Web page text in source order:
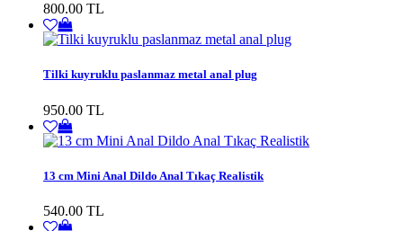
800.00 TL
Tilki kuyruklu paslanmaz metal anal plug
950.00 TL
13 cm Mini Anal Dildo Anal Tıkaç Realistik
540.00 TL